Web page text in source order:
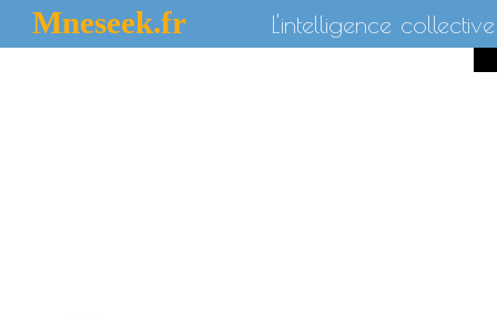
Mneseek.fr L'intelligence collective